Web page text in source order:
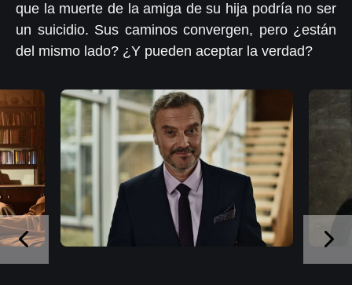
que la muerte de la amiga de su hija podría no ser
un suicidio. Sus caminos convergen, pero ¿están
del mismo lado? ¿Y pueden aceptar la verdad?